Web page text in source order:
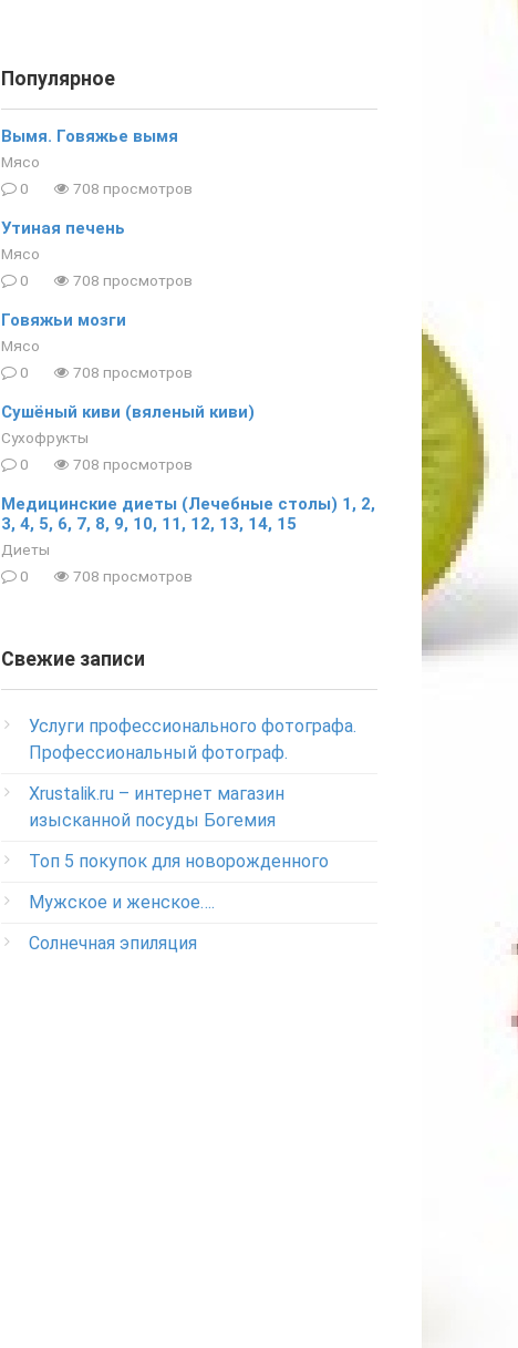
Популярное
Вымя. Говяжье вымя
Мясо
0
708 просмотров
Утиная печень
Мясо
0
708 просмотров
Говяжьи мозги
Мясо
0
708 просмотров
Сушёный киви (вяленый киви)
Сухофрукты
0
708 просмотров
Медицинские диеты (Лечебные столы) 1, 2,
3, 4, 5, 6, 7, 8, 9, 10, 11, 12, 13, 14, 15
Диеты
0
708 просмотров
Свежие записи
Услуги профессионального фотографа.
Профессиональный фотограф.
Xrustalik.ru – интернет магазин
изысканной посуды Богемия
Топ 5 покупок для новорожденного
Мужское и женское….
Солнечная эпиляция